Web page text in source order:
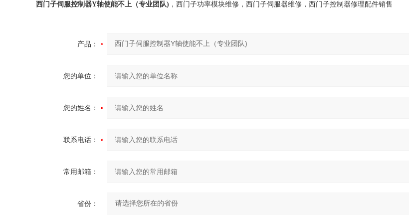
西门子伺服控制器Y轴使能不上（专业团队) ，西门子功率模块维修，西门子伺服器维修，西门子控制器修理配件销售
产品：
您的单位：
您的姓名：
联系电话：
常用邮箱：
省份：